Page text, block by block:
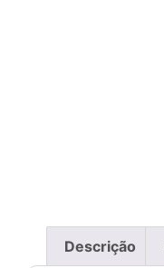
Descrição